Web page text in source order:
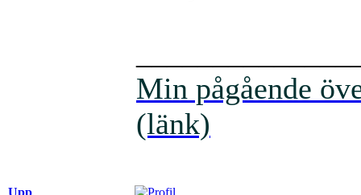
Min pågående
(länk)
Upp